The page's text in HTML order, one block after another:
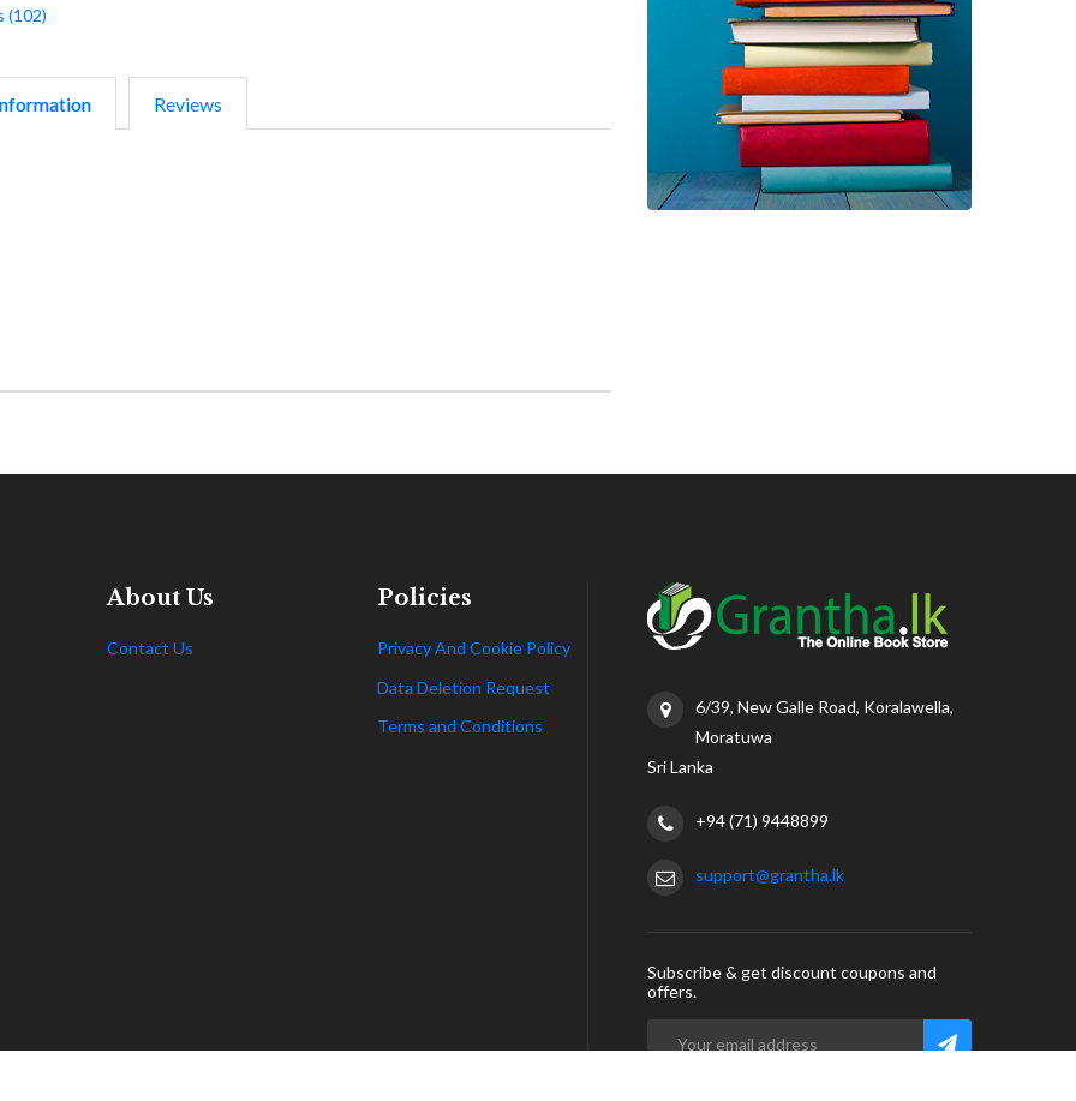
(102)
Reviews
About Us
Contact Us
Policies
Privacy And Cookie Policy
Data Deletion Request
Terms and Conditions
6/39, New Galle Road, Koralawella,
Moratuwa
Sri Lanka
+94 (71) 9448899
support@grantha.lk
Subscribe & get discount coupons and
offers.